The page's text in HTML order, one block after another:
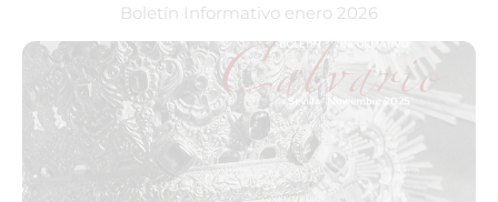
Boletín Informativo enero 2026